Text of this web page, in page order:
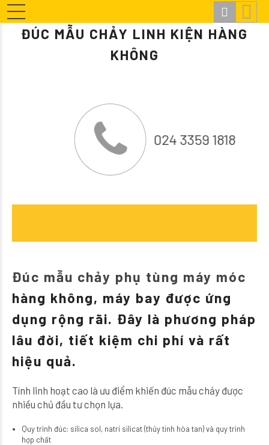
ĐÚC MẪU CHẢY LINH KIỆN HÀNG
KHÔNG
024 3359 1818
Đúc mẫu chảy phụ tùng máy móc
hàng không, máy bay được ứng
dụng rộng rãi. Đây là phương pháp
lâu đời, tiết kiệm chi phí và rất
hiệu quả.
Tính linh hoạt cao là ưu điểm khiến đúc mẫu chảy được
nhiều chủ đầu tư chọn lựa.
Quy trình đúc: silica sol, natri silicat (thủy tinh hòa tan) và quy trình
hợp chất